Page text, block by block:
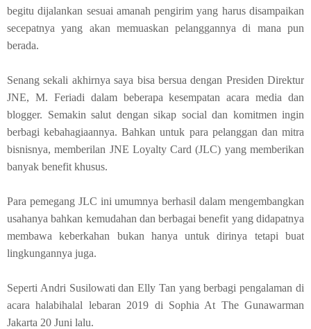
begitu dijalankan sesuai amanah pengirim yang harus disampaikan
secepatnya yang akan memuaskan pelanggannya di mana pun
berada.
Senang sekali akhirnya saya bisa bersua dengan Presiden Direktur
JNE, M. Feriadi dalam beberapa kesempatan acara media dan
blogger. Semakin salut dengan sikap social dan komitmen ingin
berbagi kebahagiaannya. Bahkan untuk para pelanggan dan mitra
bisnisnya, memberilan JNE Loyalty Card (JLC) yang memberikan
banyak benefit khusus.
Para pemegang JLC ini umumnya berhasil dalam mengembangkan
usahanya bahkan kemudahan dan berbagai benefit yang didapatnya
membawa keberkahan bukan hanya untuk dirinya tetapi buat
lingkungannya juga.
Seperti Andri Susilowati dan Elly Tan yang berbagi pengalaman di
acara halabihalal lebaran 2019 di Sophia At The Gunawarman
Jakarta 20 Juni lalu.